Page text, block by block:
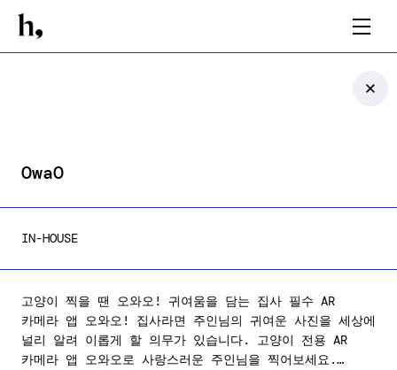
OwaO
IN-HOUSE
고양이 찍을 땐 오와오! 귀여움을 담는 집사 필수 AR
카메라 앱 오와오! 집사라면 주인님의 귀여운 사진을 세상에
널리 알려 이롭게 할 의무가 있습니다. 고양이 전용 AR
카메라 앱 오와오로 사랑스러운 주인님을 찍어보세요.